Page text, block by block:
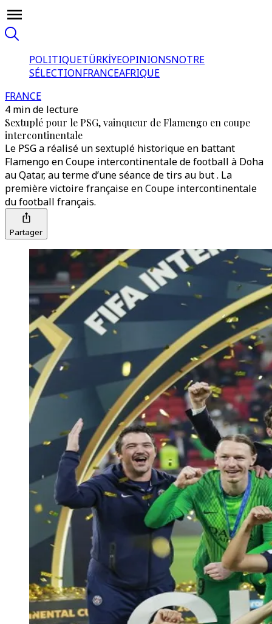
POLITIQUETÜRKİYEOPINIONSNOTRE
SÉLECTIONFRANCEAFRIQUE
FRANCE
4 min de lecture
Sextuplé pour le PSG, vainqueur de Flamengo en coupe
intercontinentale
Le PSG a réalisé un sextuplé historique en battant
Flamengo en Coupe intercontinentale de football à Doha
au Qatar, au terme d’une séance de tirs au but . La
première victoire française en Coupe intercontinentale
du football français.
Partager